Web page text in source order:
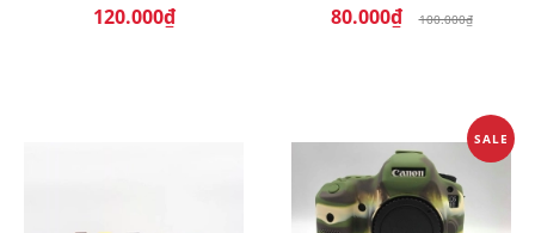
120.000₫ 80.000₫ 100.000₫
SALE